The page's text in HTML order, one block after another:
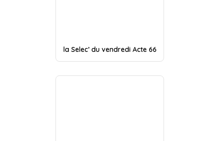
la Selec’ du vendredi Acte 66